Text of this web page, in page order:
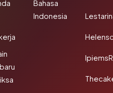
Bahasa
Indonesia